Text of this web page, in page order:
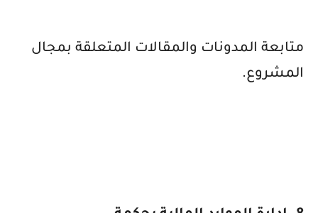
متابعة المدونات والمقالات المتعلقة بمجال
المشروع.